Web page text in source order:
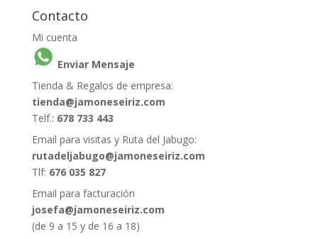
Contacto
Mi cuenta
Enviar Mensaje
Tienda & Regalos de empresa:
tienda@jamoneseiriz.com
Telf.: 678 733 443
Email para visitas y Ruta del Jabugo:
rutadeljabugo@jamoneseiriz.com
Tlf: 676 035 827
Email para facturación
josefa@jamoneseiriz.com
(de 9 a 15 y de 16 a 18)